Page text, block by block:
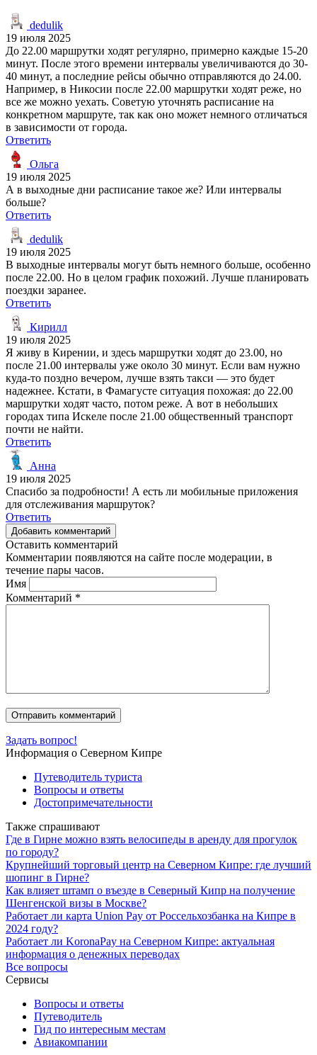
dedulik
19 июля 2025
До 22.00 маршрутки ходят регулярно, примерно каждые 15-20
минут. После этого времени интервалы увеличиваются до 30-
40 минут, а последние рейсы обычно отправляются до 24.00.
Например, в Никосии после 22.00 маршрутки ходят реже, но
все же можно уехать. Советую уточнять расписание на
конкретном маршруте, так как оно может немного отличаться
в зависимости от города.
Ответить
Ольга
19 июля 2025
А в выходные дни расписание такое же? Или интервалы
больше?
Ответить
dedulik
19 июля 2025
В выходные интервалы могут быть немного больше, особенно
после 22.00. Но в целом график похожий. Лучше планировать
поездки заранее.
Ответить
Кирилл
19 июля 2025
Я живу в Кирении, и здесь маршрутки ходят до 23.00, но
после 21.00 интервалы уже около 30 минут. Если вам нужно
куда-то поздно вечером, лучше взять такси — это будет
надежнее. Кстати, в Фамагусте ситуация похожая: до 22.00
маршрутки ходят часто, потом реже. А вот в небольших
городах типа Искеле после 21.00 общественный транспорт
почти не найти.
Ответить
Анна
19 июля 2025
Спасибо за подробности! А есть ли мобильные приложения
для отслеживания маршруток?
Ответить
Добавить комментарий
Оставить комментарий
Комментарии появляются на сайте после модерации, в
течение пары часов.
Имя
Комментарий *
Задать вопрос!
Информация о Северном Кипре
Путеводитель туриста
Вопросы и ответы
Достопримечательности
Также спрашивают
Где в Гирне можно взять велосипеды в аренду для прогулок
по городу?
Крупнейший торговый центр на Северном Кипре: где лучший
шопинг в Гирне?
Как влияет штамп о въезде в Северный Кипр на получение
Шенгенской визы в Москве?
Работает ли карта Union Pay от Россельхозбанка на Кипре в
2024 году?
Работает ли KoronaPay на Северном Кипре: актуальная
информация о денежных переводах
Все вопросы
Сервисы
Вопросы и ответы
Путеводитель
Гид по интересным местам
Авиакомпании